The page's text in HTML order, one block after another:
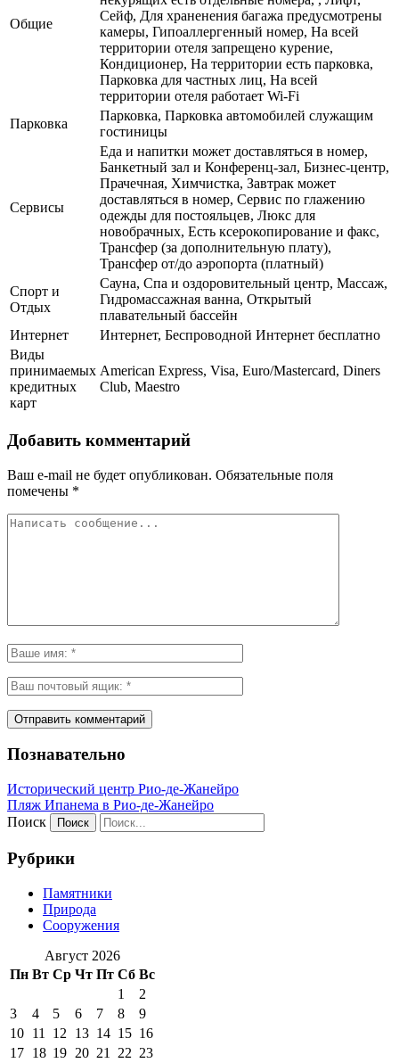
Общие
Сейф, Для храненения багажа предусмотрены
камеры, Гипоаллергенный номер, На всей
территории отеля запрещено курение,
Кондиционер, На территории есть парковка,
Парковка для частных лиц, На всей
территории отеля работает Wi-Fi
Парковка
Парковка, Парковка автомобилей служащим
гостиницы
Сервисы
Еда и напитки может доставляться в номер,
Банкетный зал и Конференц-зал, Бизнес-центр,
Прачечная, Химчистка, Завтрак может
доставляться в номер, Сервис по глажению
одежды для постояльцев, Люкс для
новобрачных, Есть ксерокопирование и факс,
Трансфер (за дополнительную плату),
Трансфер от/до аэропорта (платный)
Спорт и
Отдых
Сауна, Спа и оздоровительный центр, Массаж,
Гидромассажная ванна, Открытый
плавательный бассейн
Интернет
Интернет, Беспроводной Интернет бесплатно
Виды
принимаемых
кредитных
карт
American Express, Visa, Euro/Mastercard, Diners
Club, Maestro
Добавить комментарий
Ваш e-mail не будет опубликован. Обязательные поля
помечены *
Познавательно
Исторический центр Рио-де-Жанейро
Пляж Ипанема в Рио-де-Жанейро
Поиск
Рубрики
Памятники
Природа
Сооружения
Август 2026
Пн Вт Ср Чт Пт Сб Вс
1
2
3
4 5 6 7 8
9
10 11 12 13 14 15 16
17 18 19 20 21 22 23